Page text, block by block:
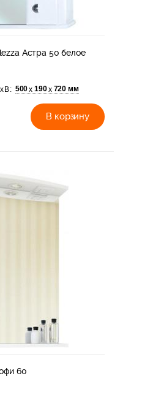
Астра 50 белое
500х 190х 720 мм
В корзину
60